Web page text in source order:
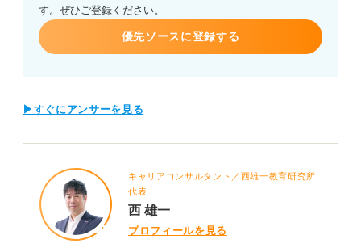
チームワークをテーマにしたガクチカで評価されるため
の構成や、ほかの学生と差別化するための具体的な伝え
方のコツについてアドバイスをお願いします。
す。ぜひご登録ください。
優先ソースに登録する
▶すぐにアンサーを見る
キャリアコンサルタント／西雄一教育研究所
代表
西 雄一
プロフィールを見る